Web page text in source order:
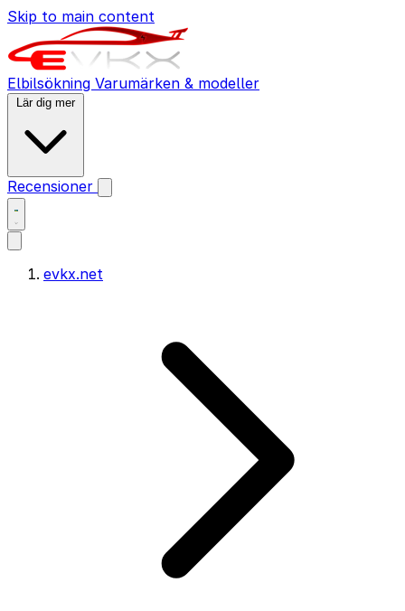
Skip to main content
Elbilsökning Varumärken & modeller
Lär dig mer
Recensioner
evkx.net